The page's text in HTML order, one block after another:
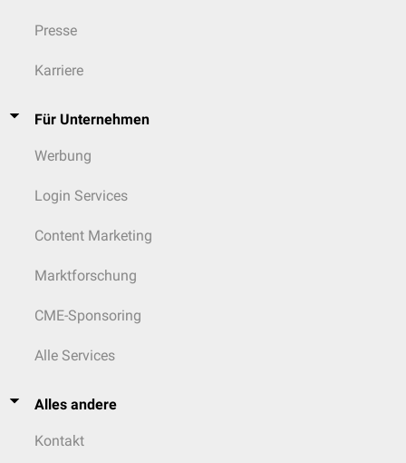
Presse
Karriere
Für Unternehmen
Werbung
Login Services
Content Marketing
Marktforschung
CME-Sponsoring
Alle Services
Alles andere
Kontakt